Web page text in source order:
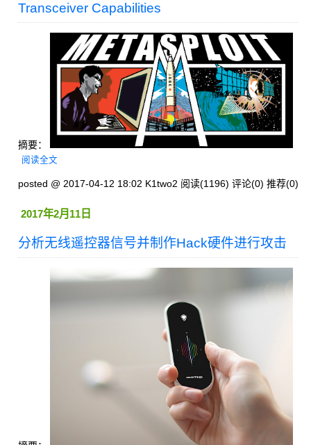
Transceiver Capabilities
摘要：
阅读全文
posted @ 2017-04-12 18:02 K1two2 阅读(1196) 评论(0) 推荐(0)
2017年2月11日
分析无线遥控器信号并制作Hack硬件进行攻击